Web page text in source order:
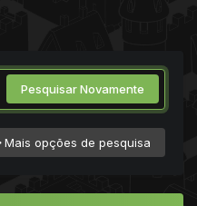
Pesquisar Novamente
Mais opções de pesquisa